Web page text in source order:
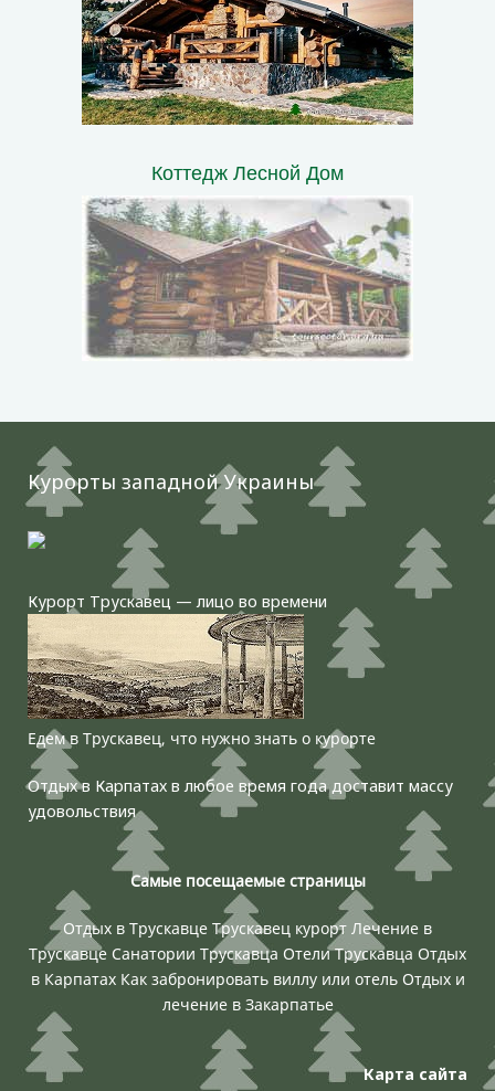
Коттедж Лесной Дом
Курорты западной Украины
Курорт Трускавец — лицо во времени
Едем в Трускавец, что нужно знать о курорте
Отдых в Карпатах в любое время года доставит массу
удовольствия
Самые посещаемые страницы
Отдых в Трускавце Трускавец курорт Лечение в
Трускавце Санатории Трускавца Отели Трускавца Отдых
в Карпатах Как забронировать виллу или отель Отдых и
лечение в Закарпатье
Карта сайта